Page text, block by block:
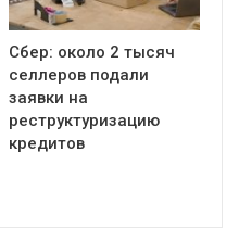
Сбер: около 2 тысяч
селлеров подали
заявки на
реструктуризацию
кредитов